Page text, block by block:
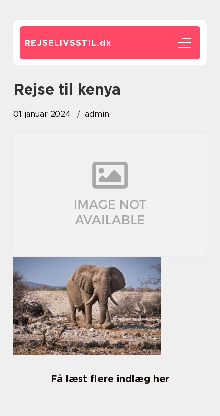
REJSELIVSSTIL.dk
rejse til kenya
01 januar 2024 admin
Få læst flere indlæg her